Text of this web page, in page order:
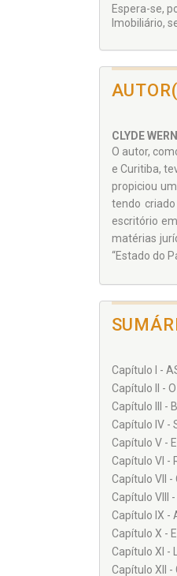
Espera-se,
Imobiliário,
CLYDE
O autor,
e Curitiba,
propiciou
tendo
escritório
matérias
“Estado do
Capítulo I -
Capítulo II -
Capítulo III -
Capítulo IV -
Capítulo V -
Capítulo VI -
Capítulo VII -
Capítulo VIII -
Capítulo IX -
Capítulo X -
Capítulo XI -
Capítulo XII -